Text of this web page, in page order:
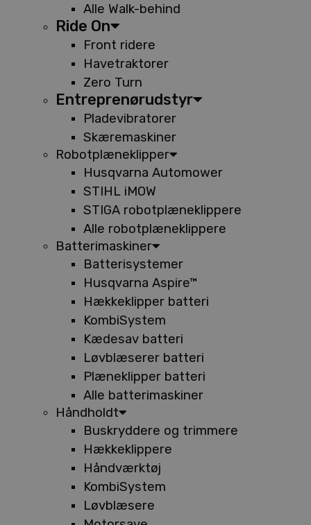
Alle Walk-behind
Ride On
Front ridere
Havetraktorer
Zero Turn
Entreprenørudstyr
Pladevibratorer
Skæremaskiner
Robotplæneklipper
Husqvarna Automower
STIHL iMOW
STIGA robotplæneklippere
Alle robotplæneklippere
Batterimaskiner
Batterisystemer
Husqvarna Aspire™
Hækkeklipper batteri
KombiSystem
Kædesav batteri
Løvblæserer batteri
Plæneklipper batteri
Alle batterimaskiner
Håndholdt
Buskryddere og trimmere
Hækkeklippere
Håndværktøj
KombiSystem
Løvblæsere